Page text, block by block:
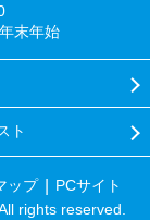
末年始
ト
ップ
PCサイト
rights reserved.